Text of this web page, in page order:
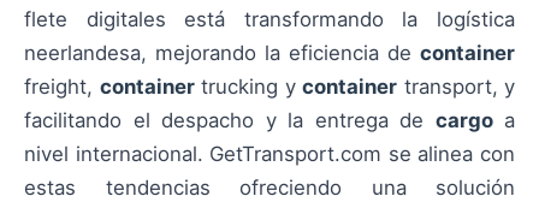
flete digitales está transformando la logística
neerlandesa, mejorando la eficiencia de container
freight, containertrucking y container transport, y
facilitando el despacho y la entrega de cargoa
nivel internacional. GetTransport.com se alinea con
estas tendencias ofreciendo una solución